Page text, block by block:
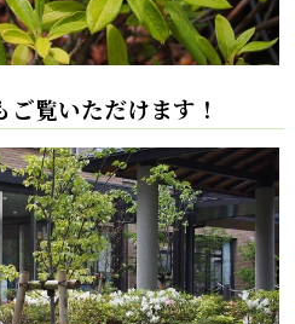
覧いただけます！